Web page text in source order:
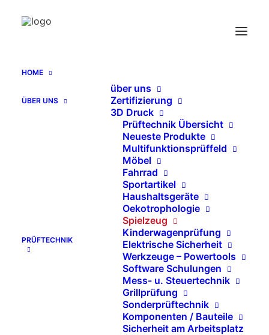
HOME
ÜBER UNS
über uns
Zertifizierung
3D Druck
PRÜFTECHNIK
Prüftechnik Übersicht
Neueste Produkte
Multifunktionsprüffeld
Möbel
Fahrrad
Sportartikel
Haushaltsgeräte
Oekotrophologie
Spielzeug
Kinderwagenprüfung
Elektrische Sicherheit
Werkzeuge – Powertools
Software Schulungen
Mess- u. Steuertechnik
Grillprüfung
Sonderprüftechnik
Komponenten / Bauteile
Sicherheit am Arbeitsplatz
Spielwarenprüfung EN 71-2 Entflammbarkeitsprüfung